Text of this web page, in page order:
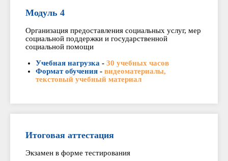
Модуль 4
Организация предоставления социальных услуг, мер
социальной поддержки и государственной
социальной помощи
Учебная нагрузка - 30 учебных часов
Формат обучения - видеоматериалы,
текстовый учебный материал
Итоговая аттестация
Экзамен в форме тестирования